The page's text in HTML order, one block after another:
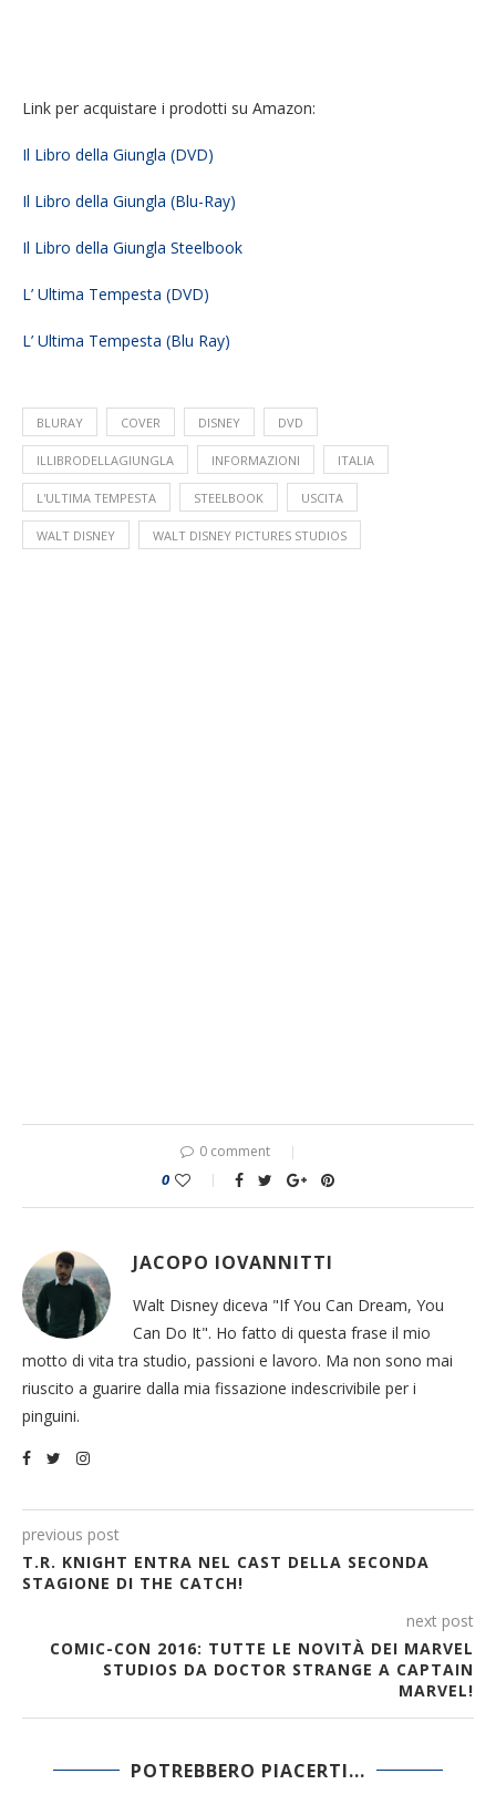
Link per acquistare i prodotti su Amazon:
Il Libro della Giungla (DVD)
Il Libro della Giungla (Blu-Ray)
Il Libro della Giungla Steelbook
L’ Ultima Tempesta (DVD)
L’ Ultima Tempesta (Blu Ray)
BLURAY COVER DISNEY DVD
ILLIBRODELLAGIUNGLA INFORMAZIONI ITALIA
L'ULTIMA TEMPESTA STEELBOOK USCITA
WALT DISNEY WALT DISNEY PICTURES STUDIOS
0 comment
0
JACOPO IOVANNITTI
Walt Disney diceva "If You Can Dream, You
Can Do It". Ho fatto di questa frase il mio
motto di vita tra studio, passioni e lavoro. Ma non sono mai
riuscito a guarire dalla mia fissazione indescrivibile per i
pinguini.
previous post
T.R. KNIGHT ENTRA NEL CAST DELLA SECONDA
STAGIONE DI THE CATCH!
next post
COMIC-CON 2016: TUTTE LE NOVITÀ DEI MARVEL
STUDIOS DA DOCTOR STRANGE A CAPTAIN
MARVEL!
POTREBBERO PIACERTI...